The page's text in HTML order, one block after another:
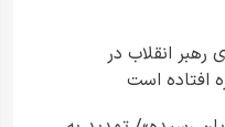
انقلاب در
افتاده است​